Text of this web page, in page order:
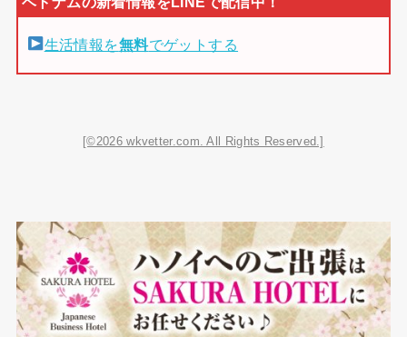
生活情報を無料でゲットする
[©2026 wkvetter.com. All Rights Reserved.]